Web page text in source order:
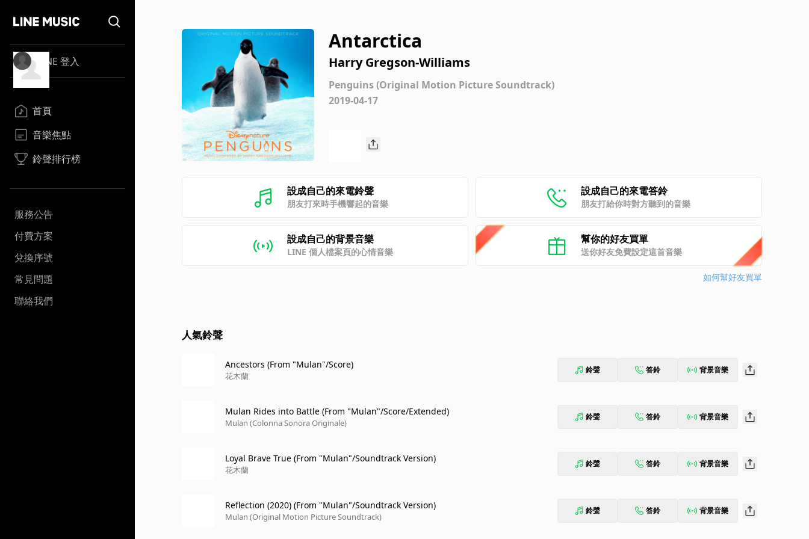
LINE 登入
首頁
音樂焦點
鈴聲排行榜
服務公告
付費方案
兌換序號
常見問題
聯絡我們
Antarctica
Harry Gregson-Williams
Penguins (Original Motion Picture Soundtrack)
2019-04-17
設成自己的來電鈴聲
朋友打來時手機響起的音樂
設成自己的來電答鈴
朋友打給你時對方聽到的音樂
設成自己的背景音樂
LINE 個人檔案頁的心情音樂
幫你的好友買單
送你好友免費設定這首音樂
如何幫好友買單
人氣鈴聲
Ancestors (From "Mulan"/Score)
花木蘭
鈴聲 答鈴 背景音樂
Mulan Rides into Battle (From "Mulan"/Score/Extended)
Mulan (Colonna Sonora Originale)
鈴聲 答鈴 背景音樂
Loyal Brave True (From "Mulan"/Soundtrack Version)
花木蘭
鈴聲 答鈴 背景音樂
Reflection (2020) (From "Mulan"/Soundtrack Version)
Mulan (Original Motion Picture Soundtrack)
鈴聲 答鈴 背景音樂